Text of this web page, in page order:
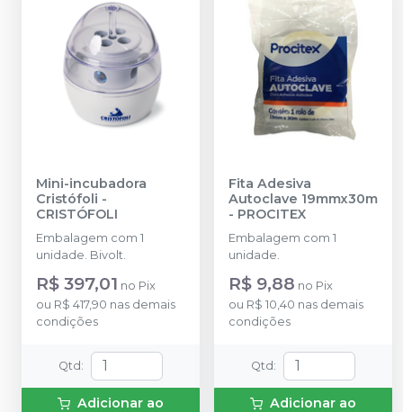
Mini-incubadora
Cristófoli -
CRISTÓFOLI
Embalagem com 1
unidade. Bivolt.
R$ 397,01 no Pix
ou R$ 417,90 nas demais
condições
Qtd :
Adicionar ao
Fita Adesiva
Autoclave 19mmx30m
- PROCITEX
Embalagem com 1
unidade.
R$ 9,88 no Pix
ou R$ 10,40 nas demais
condições
Qtd :
Adicionar ao